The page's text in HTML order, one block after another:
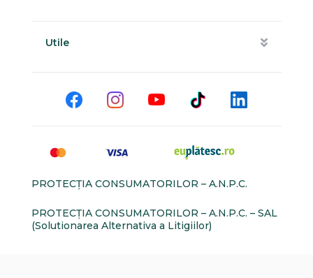
Utile
PROTECŢIA CONSUMATORILOR – A.N.P.C.
PROTECŢIA CONSUMATORILOR – A.N.P.C. – SAL
(Solutionarea Alternativa a Litigiilor)